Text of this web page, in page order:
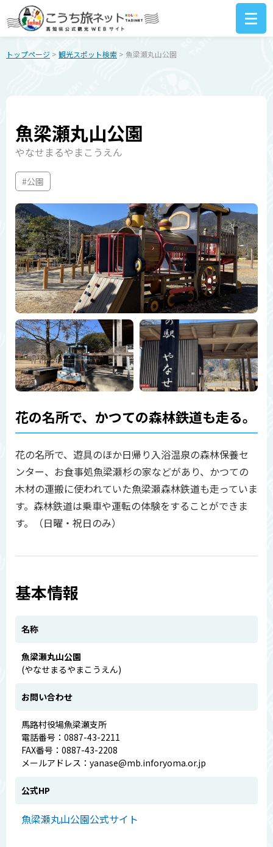
トップページ > 観光スポット検索 > 魚梁瀬丸山公園
魚梁瀬丸山公園
やなせまるやまこうえん
#公園
花の名所で、かつての森林鉄道も走る。
花の名所で、遊具のほか日帰り入浴温泉の森林保養セ
ンター、お食事処魚梁瀬杉の家などがあり、かつての
木材の運搬に使われていた魚梁瀬森林鉄道も走っていま
す。森林鉄道は乗車や運転の体験をすることができま
す。（日曜・祝日のみ）
基本情報
名称
魚梁瀬丸山公園
(やなせまるやまこうえん)
お問い合わせ
馬路村役場魚梁瀬支所
電話番号：0887-43-2211
FAX番号：0887-43-2208
メールアドレス：yanase@mb.inforyoma.or.jp
公式HP
魚梁瀬丸山公園公式サイト